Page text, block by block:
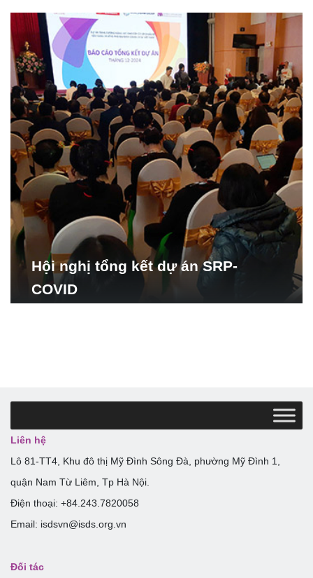
Hội nghị tổng kết dự án SRP-
COVID
Liên hệ
Lô 81-TT4, Khu đô thị Mỹ Đình Sông Đà, phường Mỹ Đình 1,
quận Nam Từ Liêm, Tp Hà Nội.
Điện thoại: +84.243.7820058
Email: isdsvn@isds.org.vn
Đối tác